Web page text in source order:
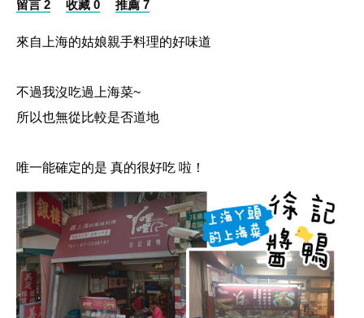
留言 2 收藏 0 推薦 7
來自上海的姑娘親手料理的好味道
不過我沒吃過上海菜~
所以也無從比較是否道地
唯一能確定的是 真的很好吃 啦！